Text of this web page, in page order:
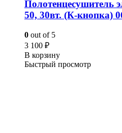
Полотенцесушитель
50, 30вт. (К-кнопка)
0 out of 5
3 100 ₽
В корзину
Быстрый просмотр